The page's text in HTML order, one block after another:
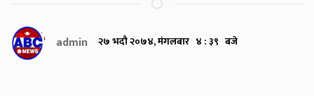
admin २७ भदौ २०७४, मंगलबार ४ : ३९ बजे